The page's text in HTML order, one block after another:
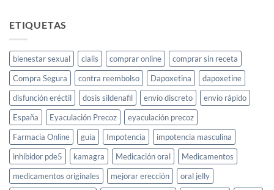
libido
femenina
ETIQUETAS
bienestar sexual cialis comprar online
comprar sin receta
Compra Segura
contra reembolso Dapoxetina
dapoxetine
disfunción eréctil
dosis sildenafil envío discreto
envío rápido
España
Eyaculación Precoz
eyaculación precoz
Farmacia Online
guia Impotencia
impotencia masculina
inhibidor pde5
kamagra Medicación oral
Medicamentos
medicamentos originales
mejorar erección
oral jelly